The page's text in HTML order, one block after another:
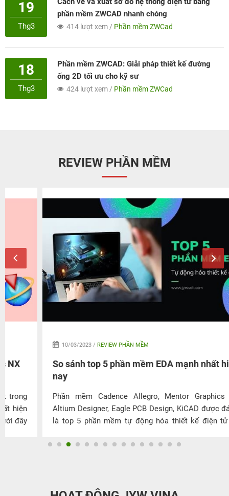
19
Thg3
phần mềm ZWCAD nhanh chóng
414 lượt xem / Phần mềm ZWCad
18
Thg3
Phần mềm ZWCAD: Giải pháp thiết kế đường
ống 2D tối ưu cho kỹ sư
424 lượt xem / Phần mềm ZWCad
REVIEW PHẦN MỀM
10/03/2023 / REVIEW PHẦN MỀM
So sánh top 5 phần mềm EDA mạnh nhất hiện
Phần mềm Cadence Allegro, Mentor Graphics PADS,
Altium Designer, Eagle PCB Design, KiCAD được đánh giá
là top 5 phần mềm tự động hóa thiết kế điện tử (EDA)
của những phần mềm này là gì? Đâu là phần mềm EDA